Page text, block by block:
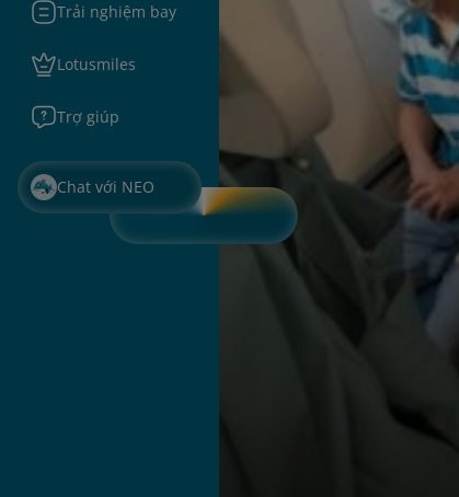
Trải nghiệm bay
Lotusmiles
Trợ giúp
Chat với NEO